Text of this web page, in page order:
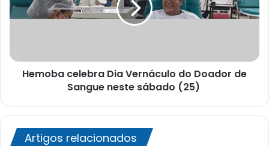
do
Doador
neste
sábado
Hemoba celebra Dia Vernáculo do Doador de
Sangue neste sábado (25)
Artigos relacionados